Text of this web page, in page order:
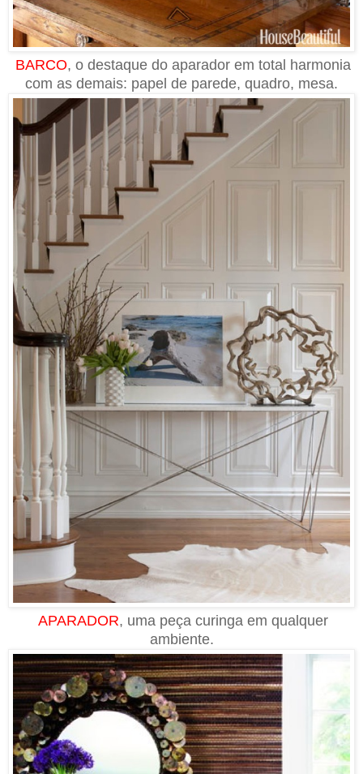
BARCO, o destaque do aparador em total harmonia
com as demais: papel de parede, quadro, mesa.
APARADOR, uma peça curinga em qualquer
ambiente.